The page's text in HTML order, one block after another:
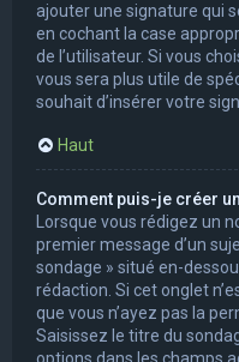
ajouter une signature qui
en cochant la case
de l’utilisateur. Si vous
vous sera plus utile de
souhait d’insérer votre
Haut
Comment puis-je créer
Lorsque vous rédigez un
premier message d’un
sondage » situé en-
rédaction. Si cet onglet
que vous n’ayez pas la
Saisissez le titre du